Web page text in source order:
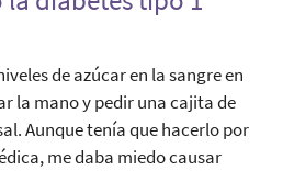
de azúcar en la sangre en
la mano y pedir una cajita de
Aunque tenía que hacerlo por
me daba miedo causar